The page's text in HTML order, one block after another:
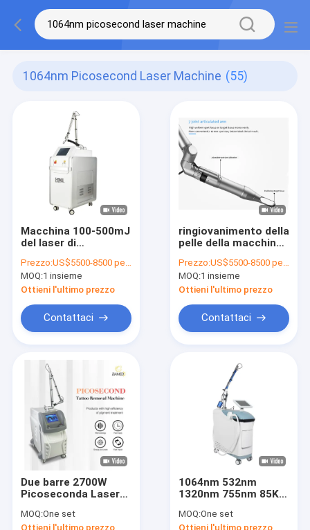
1064nm Picosecond Laser Machine (55)
Macchina 100-500mJ
del laser di
rimozione 1064nm
del tatuaggio
Prezzo:US$5500-8500 per set
MOQ:1 insieme
Ottieni l'ultimo prezzo
Contattaci
ringiovanimento della
pelle della macchina
picosecondo di
300ps 532nm
1064nm
Prezzo:US$5500-8500 per set
MOQ:1 insieme
Ottieni l'ultimo prezzo
Contattaci
Due barre 2700W
Picoseconda Laser
lunghezze d'onda
MOQ:One set
Ottieni l'ultimo prezzo
1064nm 532nm
1320nm 755nm 85KG
Machine Portable Nd
MOQ:One set
Ottieni l'ultimo prezzo